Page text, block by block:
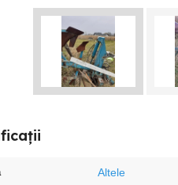
Altele